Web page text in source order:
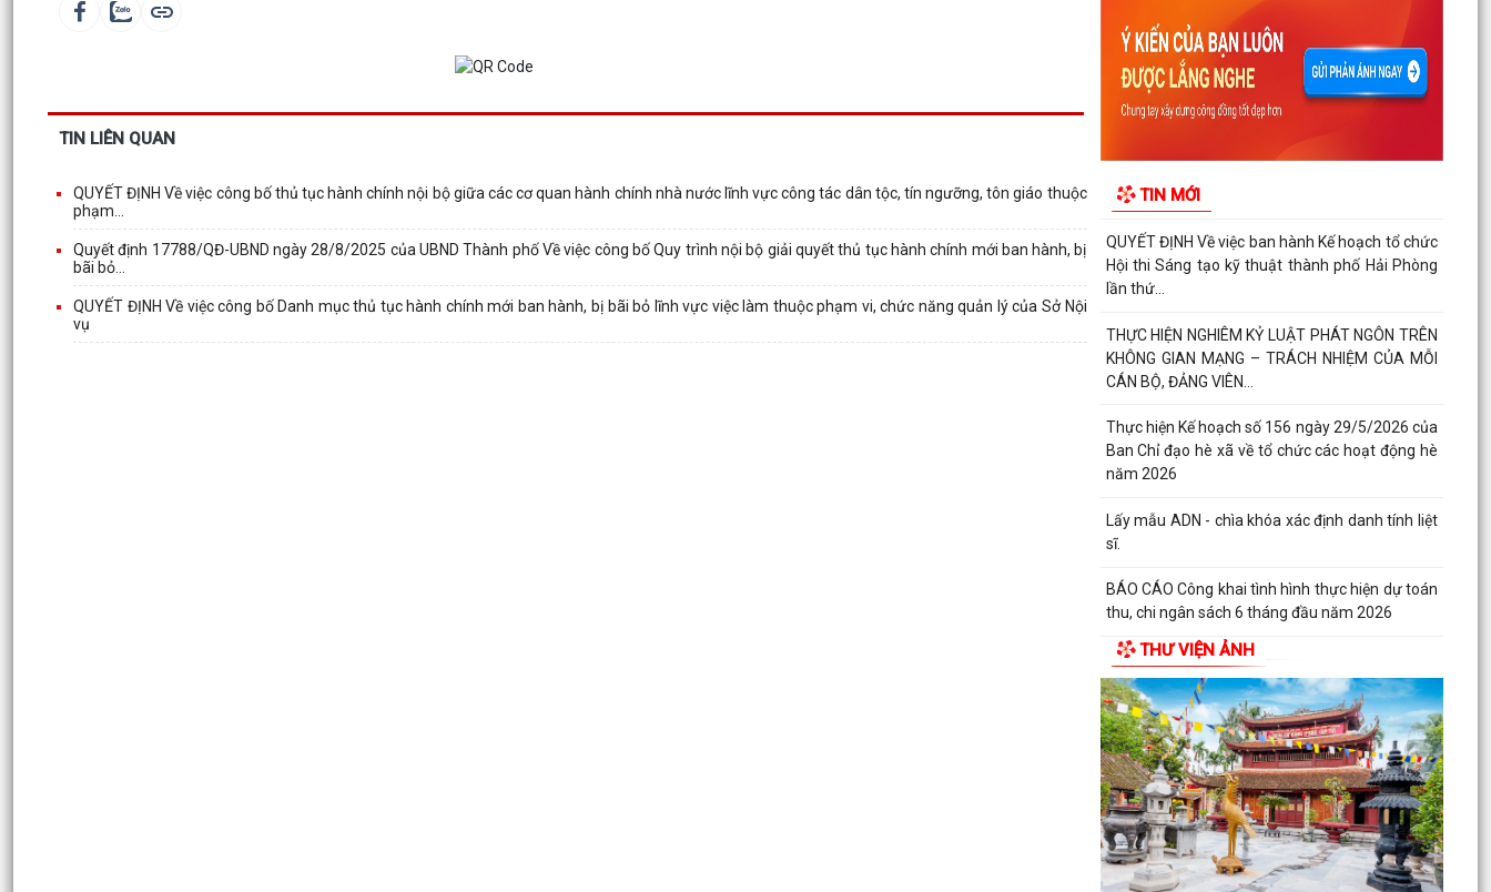
TIN LIÊN QUAN
QUYẾT ĐỊNH Về việc công bố thủ tục hành chính nội bộ giữa các cơ quan hành chính nhà nước lĩnh vực công tác dân tộc, tín ngưỡng, tôn giáo thuộc
phạm...
Quyết định 17788/QĐ-UBND ngày 28/8/2025 của UBND Thành phố Về việc công bố Quy trình nội bộ giải quyết thủ tục hành chính mới ban hành, bị
bãi bỏ...
QUYẾT ĐỊNH Về việc công bố Danh mục thủ tục hành chính mới ban hành, bị bãi bỏ lĩnh vực việc làm thuộc phạm vi, chức năng quản lý của Sở Nội
vụ
TIN MỚI
7-1947 – 27-7-2026)
KHẢO SÁT, THĂM DÒ Ý KIẾN SAU 01 NĂM THỰC
HIỆN MÔ HÌNH CHÍNH QUYỀN ĐỊA PHƯƠNG 02
CẤP
Xã Nguyễn Bỉnh Khiêm công bố quyết định
các công trình,...
QUYẾT ĐỊNH Về việc ban hành Kế hoạch tổ chức
Hội thi Sáng tạo kỹ thuật thành phố Hải Phòng
lần thứ...
THỰC HIỆN NGHIÊM KỶ LUẬT PHÁT NGÔN TRÊN
KHÔNG GIAN MẠNG – TRÁCH NHIỆM CỦA MỖI
CÁN BỘ, ĐẢNG VIÊN...
Thực hiện Kế hoạch số 156 ngày 29/5/2026 của
Ban Chỉ đạo hè xã về tổ chức các hoạt động hè
năm 2026
Lấy mẫu ADN - chìa khóa xác định danh tính liệt
sĩ.
BÁO CÁO Công khai tình hình thực hiện dự toán
thu, chi ngân sách 6 tháng đầu năm 2026
CHỦ ĐỘNG ỨNG PHÓ BÃO SỐ 1 – BẢO VỆ SẢN
XUẤT LÚA VỤ MÙA 2026
ĐẠI BIỂU HỘI ĐỒNG NHÂN DÂN KHÓA II, NHIỆM
KỲ 2026 -2031 TIẾP XÚC CỬ TRI CHUẨN BỊ KỲ
HỌP THƯỜNG LỆ...
Công điện phòng chống bão số 1 (Bão
MAYSAK) và mưa lũ sau bão
THƯ VIỆN ẢNH